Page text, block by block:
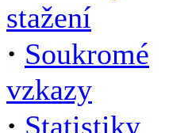
stažení
· Soukromé
vzkazy
· Statistiky